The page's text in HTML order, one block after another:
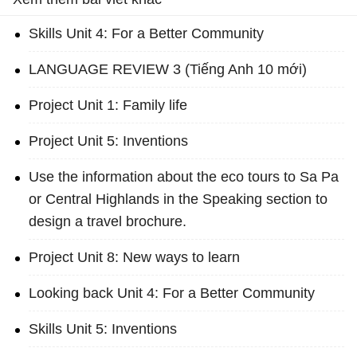
Skills Unit 4: For a Better Community
LANGUAGE REVIEW 3 (Tiếng Anh 10 mới)
Project Unit 1: Family life
Project Unit 5: Inventions
Use the information about the eco tours to Sa Pa
or Central Highlands in the Speaking section to
design a travel brochure.
Project Unit 8: New ways to learn
Looking back Unit 4: For a Better Community
Skills Unit 5: Inventions